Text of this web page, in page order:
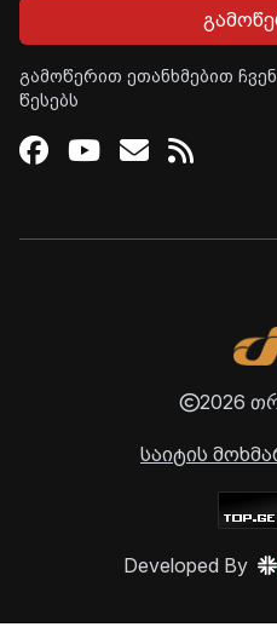
გამოწერით ეთანხმებით
წესებს
Facebook
Youtube
Email
RSS
2026
საიტის
Developed By